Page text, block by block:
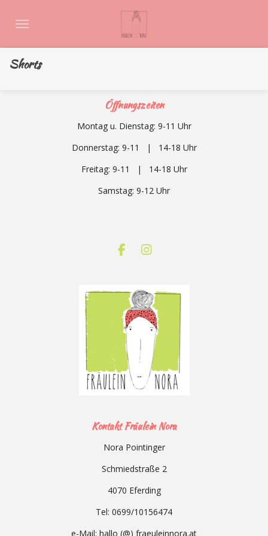
Hauptinhalt
Shorts
Öffnungszeiten
Montag u. Dienstag: 9-11 Uhr
Donnerstag: 9-11 | 14-18 Uhr
Freitag: 9-11 | 14-18 Uhr
Samstag: 9-12 Uhr
F
e
o
o
k
I
t
a
g
r
a
m
Kontakt Fräulein Nora
Nora Pointinger
Schmiedstraße 2
4070 Eferding
Tel: 0699/10156474
e-Mail: hallo (@) fraeuleinnora.at